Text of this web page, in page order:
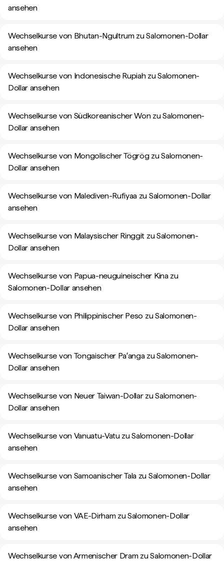
ansehen
Wechselkurse von Bhutan-Ngultrum zu Salomonen-Dollar
ansehen
Wechselkurse von Indonesische Rupiah zu Salomonen-
Dollar ansehen
Wechselkurse von Südkoreanischer Won zu Salomonen-
Dollar ansehen
Wechselkurse von Mongolischer Tögrög zu Salomonen-
Dollar ansehen
Wechselkurse von Malediven-Rufiyaa zu Salomonen-Dollar
ansehen
Wechselkurse von Malaysischer Ringgit zu Salomonen-
Dollar ansehen
Wechselkurse von Papua-neuguineischer Kina zu
Salomonen-Dollar ansehen
Wechselkurse von Philippinischer Peso zu Salomonen-
Dollar ansehen
Wechselkurse von Tongaischer Paʻanga zu Salomonen-
Dollar ansehen
Wechselkurse von Neuer Taiwan-Dollar zu Salomonen-
Dollar ansehen
Wechselkurse von Vanuatu-Vatu zu Salomonen-Dollar
ansehen
Wechselkurse von Samoanischer Tala zu Salomonen-Dollar
ansehen
Wechselkurse von VAE-Dirham zu Salomonen-Dollar
ansehen
Wechselkurse von Armenischer Dram zu Salomonen-Dollar